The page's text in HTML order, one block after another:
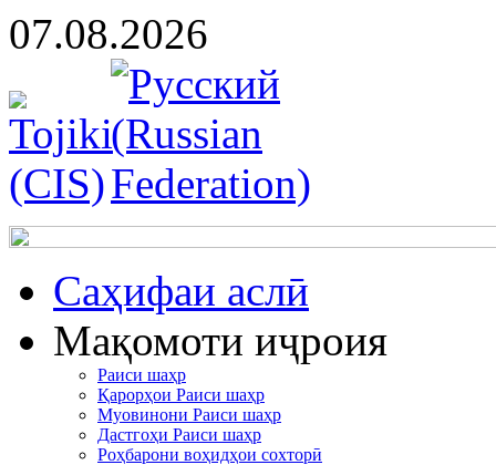
07.08.2026
Cаҳифаи аслӣ
Мақомоти иҷроия
Раиси шаҳр
Қарорҳои Раиси шаҳр
Муовинони Раиси шаҳр
Дастгоҳи Раиси шаҳр
Роҳбарони воҳидҳои сохторӣ